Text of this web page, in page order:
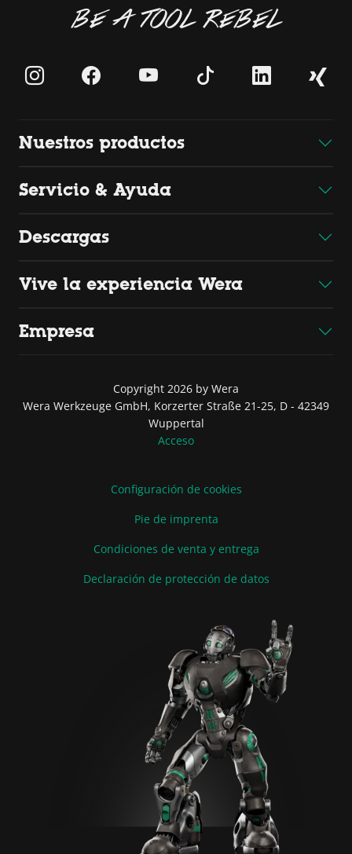
BE A TOOL REBEL
Nuestros productos
Servicio & Ayuda
Descargas
Vive la experiencia Wera
Empresa
Copyright 2026 by Wera
Wera Werkzeuge GmbH, Korzerter Straße 21-25, D - 42349
Wuppertal
Acceso
Configuración de cookies
Pie de imprenta
Condiciones de venta y entrega
Declaración de protección de datos